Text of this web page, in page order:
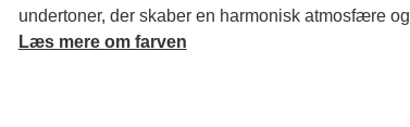
undertoner, der skaber en harmonisk atmosfære og
giver dig en følelse af ro i rummet. Læs mere om
Læs mere om farven